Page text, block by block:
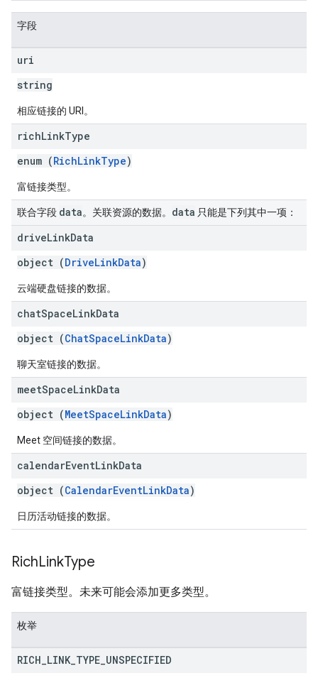
字段
uri
string
相应链接的 URI。
richLinkType
enum (RichLinkType)
富链接类型。
联合字段 data。关联资源的数据。 data 只能是下列其中一项：
driveLinkData
object (DriveLinkData)
云端硬盘链接的数据。
chatSpaceLinkData
object (ChatSpaceLinkData)
聊天室链接的数据。
meetSpaceLinkData
object (MeetSpaceLinkData)
Meet 空间链接的数据。
calendarEventLinkData
object (CalendarEventLinkData)
日历活动链接的数据。
RichLinkType
富链接类型。未来可能会添加更多类型。
枚举
RICH LINK TYPE UNSPECIFIED